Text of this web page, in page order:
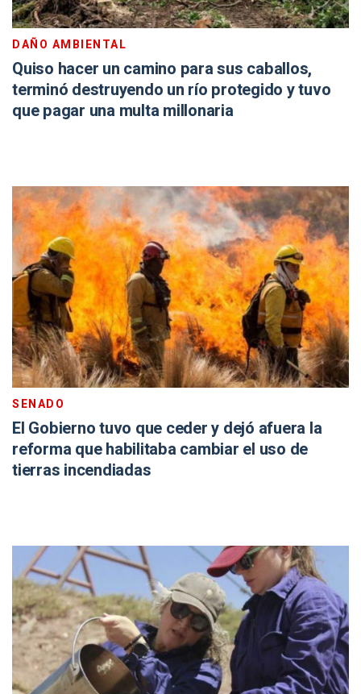
DAÑO AMBIENTAL
Quiso hacer un camino para sus caballos,
terminó destruyendo un río protegido y tuvo
que pagar una multa millonaria
SENADO
El Gobierno tuvo que ceder y dejó afuera la
reforma que habilitaba cambiar el uso de
tierras incendiadas